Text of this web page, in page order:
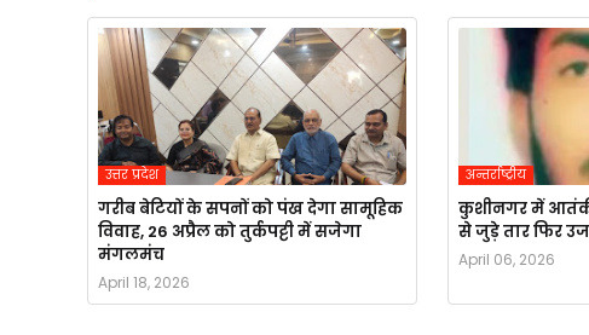
उत्तर प्रदेश
गरीब बेटियों के सपनों को पंख देगा सामूहिक
विवाह, 26 अप्रैल को तुर्कपट्टी में सजेगा
मंगलमंच
April 18, 2026
अन्तर्राष्ट्रीय
कुशीनगर में
से जुड़े तार फिर
April 06, 2026